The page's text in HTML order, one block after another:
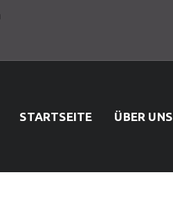
STARTSEITE ÜBER UNS